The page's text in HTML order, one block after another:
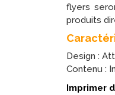
flyers
produits
Design :
Contenu :
Imprimer